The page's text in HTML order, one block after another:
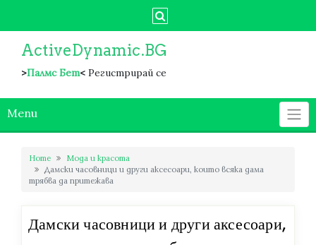
ActiveDynamic.BG
>Палмс Бет< Регистрирай се
Menu
Home
Мода и красота
Дамски часовници и други аксесоари, които всяка дама
трябва да притежава
Дамски часовници и други аксесоари,